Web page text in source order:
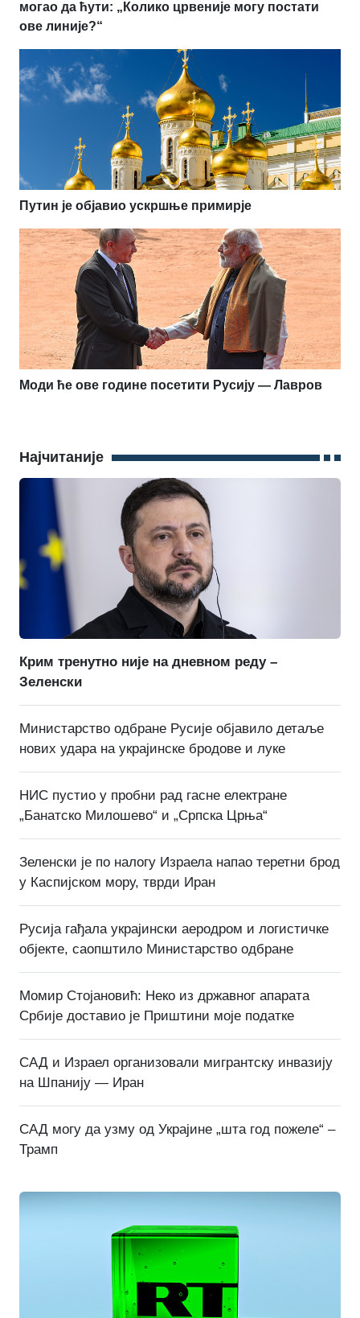
могао да ћути: „Колико црвеније могу постати
ове линије?“
Путин је објавио ускршње примирје
Моди ће ове године посетити Русију — Лавров
Најчитаније
Крим тренутно није на дневном реду –
Зеленски
Министарство одбране Русије објавило детаље
нових удара на украјинске бродове и луке
НИС пустио у пробни рад гасне електране
„Банатско Милошево“ и „Српска Црња“
Зеленски је по налогу Израела напао теретни брод
у Каспијском мору, тврди Иран
Русија гађала украјински аеродром и логистичке
објекте, саопштило Министарство одбране
Момир Стојановић: Неко из државног апарата
Србије доставио је Приштини моје податке
САД и Израел организовали мигрантску инвазију
на Шпанију — Иран
САД могу да узму од Украјине „шта год пожеле“ –
Трамп